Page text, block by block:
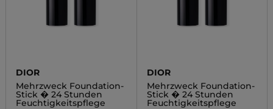
DIOR
Mehrzweck Foundation-
Stick � 24 Stunden
Feuchtigkeitspflege
DIOR
Mehrzweck Foundation-
Stick � 24 Stunden
Feuchtigkeitspflege